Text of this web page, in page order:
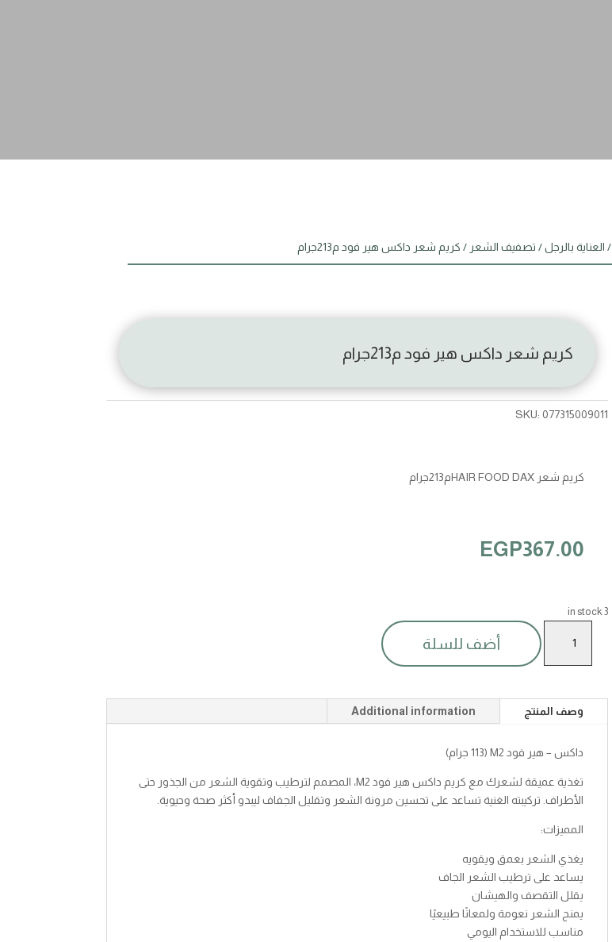
/ العناية بالرجل/ تصفيف الشعر / كريم شعر داكس هير فود م213جرام
كريم شعر داكس هير فود م213جرام
SKU: 077315009011
كريم شعر HAIR FOOD DAXم213جرام
EGP367.00
3 in stock
شعر
م213جرام
أضف للسلة
وصف المنتج Additional information
داكس – هير فود M2 (113 جرام)
تغذية عميقة لشعرك مع كريم داكس هير فود M2، المصمم لترطيب وتقوية الشعر من الجذور حتى
الأطراف. تركيبته الغنية تساعد على تحسين مرونة الشعر وتقليل الجفاف ليبدو أكثر صحة وحيوية.
المميزات:
يغذي الشعر بعمق ويقويه
يساعد على ترطيب الشعر الجاف
يقلل التقصف والهيشان
يمنح الشعر نعومة ولمعانًا طبيعيًا
مناسب للاستخدام اليومي